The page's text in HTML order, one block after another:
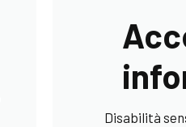
Disabilità